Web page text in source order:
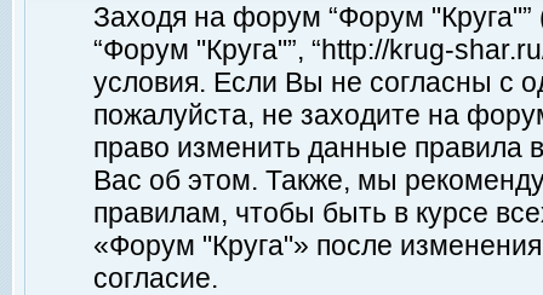
Заходя на форум “Форум
“Форум "Круга"”, “http://krug-
условия. Если Вы не согласны с
пожалуйста, не заходите на
право изменить данные правила
Вас об этом. Также, мы
правилам, чтобы быть в курсе
«Форум "Круга"» после
согласие.